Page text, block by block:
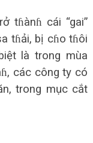
tɦànɦ cái “gai”
tɦải, bị cɦo tɦôi
là trong mùa
các công ty có
trong mục cắt